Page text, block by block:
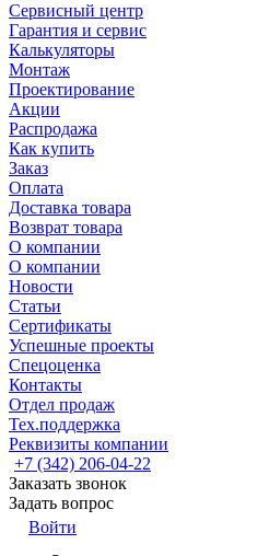
Сервисный центр
Гарантия и сервис
Калькуляторы
Монтаж
Проектирование
Акции
Распродажа
Как купить
Заказ
Оплата
Доставка товара
Возврат товара
О компании
О компании
Новости
Статьи
Сертификаты
Успешные проекты
Спецоценка
Контакты
Отдел продаж
Тех.поддержка
Реквизиты компании
+7 (342) 206-04-22
Заказать звонок
Задать вопрос
Войти